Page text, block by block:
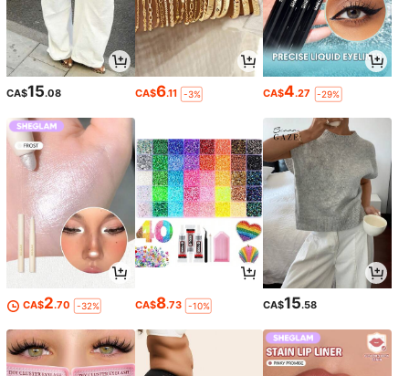
CA$15.08 CA$6.11 -3% CA$4.27 -29%
CA$2.70 -32% CA$8.73 -10% CA$15.58